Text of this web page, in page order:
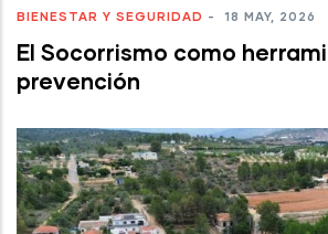
BIENESTAR Y SEGURIDAD - 18 MAY, 2026
El Socorrismo como
prevención